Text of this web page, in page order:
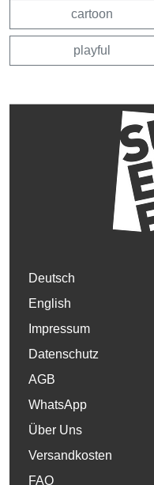
cartoon
playful
Deutsch
English
Impressum
Datenschutz
AGB
WhatsApp
Über Uns
Versandkosten
FAQ